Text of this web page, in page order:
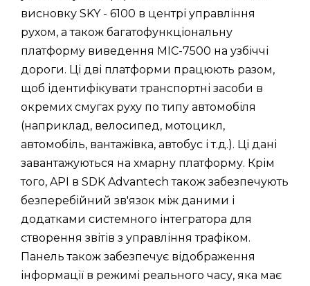
висновку SKY - 6100 в центрі управління
рухом, а також багатофункціональну
платформу виведення MIC-7500 на узбіччі
дороги. Ці дві платформи працюють разом,
щоб ідентифікувати транспортні засоби в
окремих смугах руху по типу автомобіля
(наприклад, велосипед, мотоцикл,
автомобіль, вантажівка, автобус і т.д.). Ці дані
завантажуються на хмарну платформу. Крім
того, API в SDK Advantech також забезпечують
безперебійний зв'язок між даними і
додатками системного інтегратора для
створення звітів з управління трафіком.
Панель також забезпечує відображення
інформації в режимі реального часу, яка має